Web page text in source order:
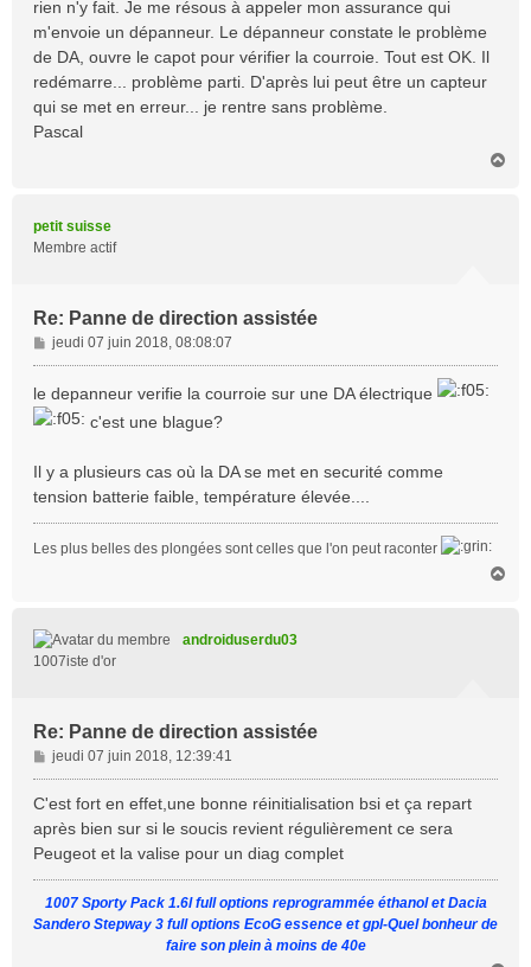
rien n'y fait. Je me résous à appeler mon assurance qui
m'envoie un dépanneur. Le dépanneur constate le problème
de DA, ouvre le capot pour vérifier la courroie. Tout est OK. Il
redémarre... problème parti. D'après lui peut être un capteur
qui se met en erreur... je rentre sans problème.
Pascal
petit suisse
Membre actif
Re: Panne de direction assistée
M
e
s
a
e
jeudi 07 juin 2018, 08:08:07
le depanneur verifie la courroie sur une DA électrique
c'est une blague?
Il y a plusieurs cas où la DA se met en securité comme
tension batterie faible, température élevée....
Les plus belles des plongées sont celles que l'on peut raconter
androiduserdu03
1007iste d'or
Re: Panne de direction assistée
M
e
s
g
e
jeudi 07 juin 2018, 12:39:41
C'est fort en effet,une bonne réinitialisation bsi et ça repart
après bien sur si le soucis revient régulièrement ce sera
Peugeot et la valise pour un diag complet
1007 Sporty Pack 1.6l full options reprogrammée éthanol et Dacia
Sandero Stepway 3 full options EcoG essence et gpl-Quel bonheur de
faire son plein à moins de 40e